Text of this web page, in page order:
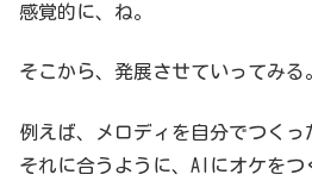
感覚的に、ね。
そこから、発展させていってみる
例えば、メロディを自分でつくっ
それに合うように、AIにオケをつ